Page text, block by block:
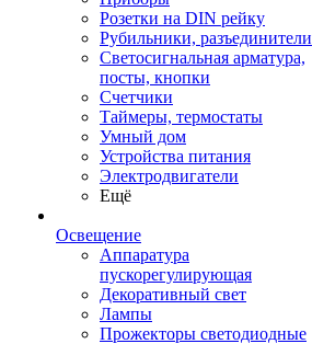
Розетки на DIN рейку
Рубильники, разъединители
Светосигнальная арматура,
посты, кнопки
Счетчики
Таймеры, термостаты
Умный дом
Устройства питания
Электродвигатели
Ещё
Освещение
Аппаратура
пускорегулирующая
Декоративный свет
Лампы
Прожекторы светодиодные